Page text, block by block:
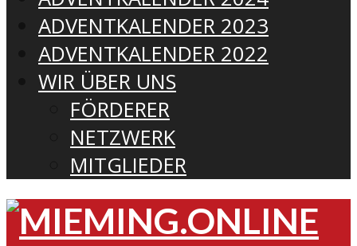
ADVENTKALENDER 2023
ADVENTKALENDER 2022
WIR ÜBER UNS
FÖRDERER
NETZWERK
MITGLIEDER